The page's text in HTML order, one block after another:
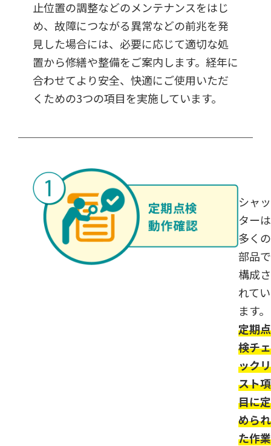
止位置の調整などのメンテナンスをはじ
め、故障につながる異常などの前兆を発
見した場合には、必要に応じて適切な処
置から修繕や整備をご案内します。経年に
合わせてより安全、快適にご使用いただ
くための3つの項目を実施しています。
シャッ
ターは
多くの
部品で
構成さ
れてい
ます。
定期点
検チェ
ックリ
スト項
目に定
められ
た作業